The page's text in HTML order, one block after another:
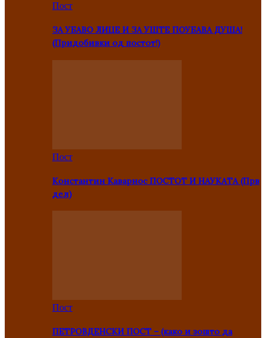
Пост
ЗА УБАВО ЛИЦЕ И ЗА УШТЕ ПОУБАВА ДУША!
(Придобивки од постот!)
Пост
Константин Каварнос ПОСТОТ И НАУКАТА (Прв
дел)
Пост
ПЕТРОВДЕНСКИ ПОСТ – (како и зошто да